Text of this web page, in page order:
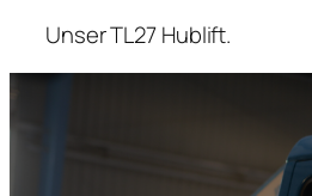
Unser TL27 Hublift.